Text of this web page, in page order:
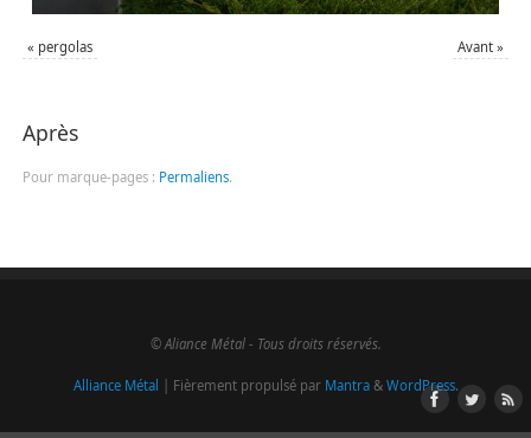
« pergolas Avant »
Après
Pour marque-pages : Permaliens.
© Aliance Métal - Tous droits réservés.
Alliance Métal | Fièrement propulsé par Mantra& WordPress.